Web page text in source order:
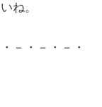
ね。
－・－・－・